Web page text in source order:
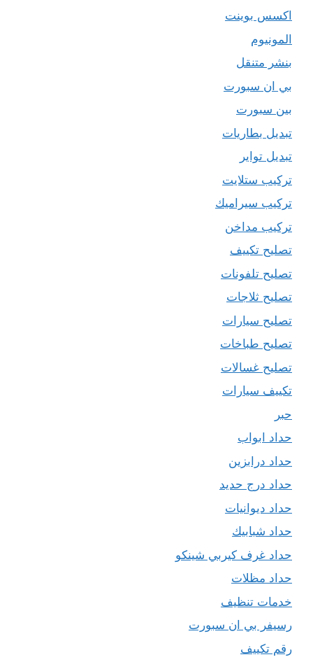
اكسس بوينت
المونيوم
بنشر متنقل
بي ان سبورت
بين سبورت
تبديل بطاريات
تبديل تواير
تركيب ستلايت
تركيب سيراميك
تركيب مداخن
تصليح تكييف
تصليح تلفونات
تصليح ثلاجات
تصليح سيارات
تصليح طباخات
تصليح غسالات
تكييف سيارات
حبر
حداد ابواب
حداد درابزين
حداد درج حديد
حداد ديوانيات
حداد شبابيك
حداد غرف كيربي شينكو
حداد مظلات
خدمات تنظيف
رسيفر بي ان سبورت
رقم تكييف